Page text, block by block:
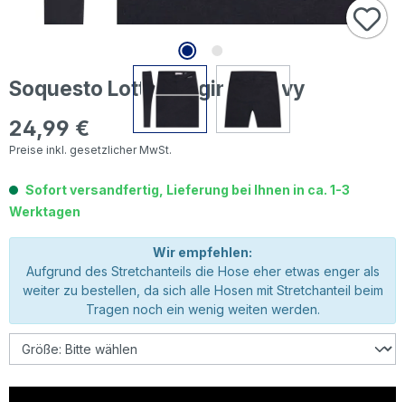
Soquesto Lotta Leggings navy
Regulärer Preis:
24,99 €
Preise inkl. gesetzlicher MwSt.
Sofort versandfertig, Lieferung bei Ihnen in ca. 1-3
Werktagen
Wir empfehlen:
Aufgrund des Stretchanteils die Hose eher etwas enger als
weiter zu bestellen, da sich alle Hosen mit Stretchanteil beim
Tragen noch ein wenig weiten werden.